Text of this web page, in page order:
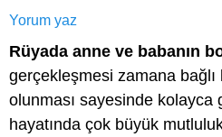
Yorum yaz
Rüyada anne ve babanın
gerçekleşmesi zamana bağlı
olunması sayesinde kolayca
hayatında çok büyük